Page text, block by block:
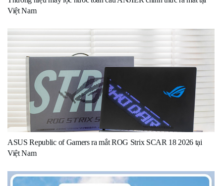
Việt Nam
ASUS Republic of Gamers ra mắt ROG Strix SCAR 18 2026 tại
Việt Nam